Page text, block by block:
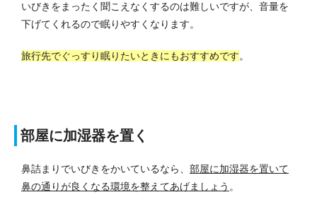
いびきをまったく聞こえなくするのは難しいですが、音量を
下げてくれるので眠りやすくなります。
旅行先でぐっすり眠りたいときにもおすすめです。
部屋に加湿器を置く
鼻詰まりでいびきをかいているなら、 部屋に加湿器を置いて
鼻の通りが良くなる環境を整えてあげましょう 。